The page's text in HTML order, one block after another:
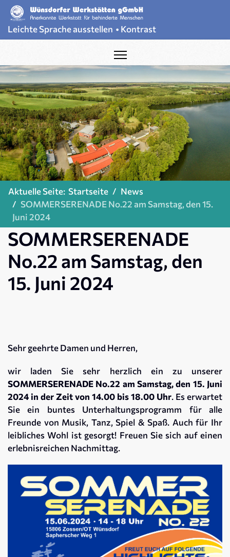
Leichte Sprache ausstellen • Kontrast
Aktuelle Seite: Startseite
News
SOMMERSERENADE No.22 am Samstag, den 15.
Juni 2024
SOMMERSERENADE
No.22 am Samstag, den
15. Juni 2024
Sehr geehrte Damen und Herren,
wir laden Sie sehr herzlich ein zu unserer
SOMMERSERENADE No.22 am Samstag, den 15. Juni
2024 in der Zeit von 14.00 bis 18.00 Uhr. Es erwartet
Sie ein buntes Unterhaltungsprogramm für alle
Freunde von Musik, Tanz, Spiel & Spaß. Auch für Ihr
leibliches Wohl ist gesorgt! Freuen Sie sich auf einen
erlebnisreichen Nachmittag.